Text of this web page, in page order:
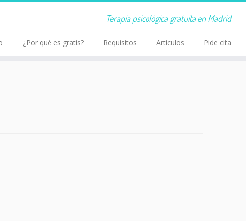
Terapia psicológica gratuita en Madrid
¿Por qué es gratis? Requisitos Artículos Pide cita